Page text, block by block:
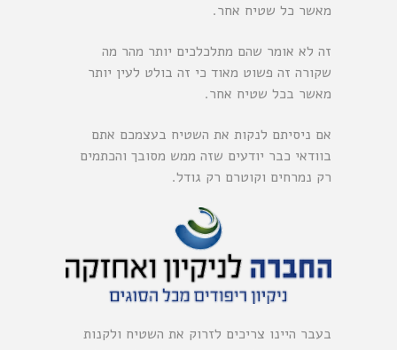
מאשר כל שטיח אחר.
זה לא אומר שהם מתלכלכים יותר מהר מה
שקורה זה פשוט מאוד כי זה בולט לעין יותר
מאשר בכל שטיח אחר.
אם ניסיתם לנקות את השטיח בעצמכם אתם
בוודאי כבר יודעים שזה ממש מסובך והכתמים
רק נמרחים וקוטרם רק גודל.
בעבר היינו צריכים לזרוק את השטיח ולקנות